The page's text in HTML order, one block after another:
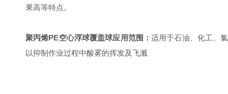
果高等特点。
聚丙烯PE空心浮球覆盖球应用范围：适用于石油、化工、
以抑制作业过程中酸雾的挥发及飞溅